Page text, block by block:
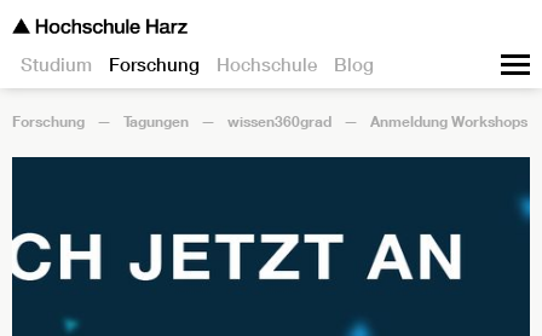
Studium Forschung Hochschule Blog
Forschung Tagungen wissen360grad Anmeldung Workshops